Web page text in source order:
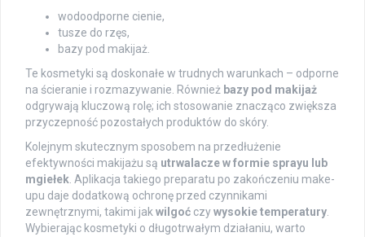
wodoodporne cienie,
tusze do rzęs,
bazy pod makijaż.
Te kosmetyki są doskonałe w trudnych warunkach – odporne
na ścieranie i rozmazywanie. Również bazy pod makijaż
odgrywają kluczową rolę; ich stosowanie znacząco zwiększa
przyczepność pozostałych produktów do skóry.
Kolejnym skutecznym sposobem na przedłużenie
efektywności makijażu są utrwalacze w formie sprayu lub
mgiełek. Aplikacja takiego preparatu po zakończeniu make-
upu daje dodatkową ochronę przed czynnikami
zewnętrznymi, takimi jakwilgoć czywysokie temperatury.
Wybierając kosmetyki o długotrwałym działaniu, warto